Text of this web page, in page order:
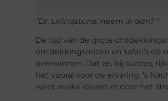
“Dr. Livingstone, neem ik aan? “
De tijd van de grote
ontdekkingsreizen en safari’s
overwinnen. Dat ze, bij succes,
het vooral voor de ervaring. ‘s
weet welke dieren er door het